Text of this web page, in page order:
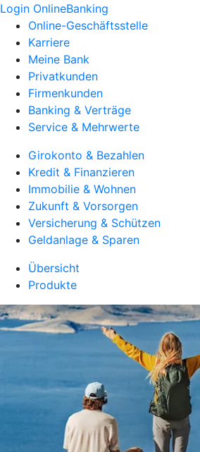
Login OnlineBanking
Online-Geschäftsstelle
Karriere
Meine Bank
Privatkunden
Firmenkunden
Banking & Verträge
Service & Mehrwerte
Girokonto & Bezahlen
Kredit & Finanzieren
Immobilie & Wohnen
Zukunft & Vorsorgen
Versicherung & Schützen
Geldanlage & Sparen
Übersicht
Produkte